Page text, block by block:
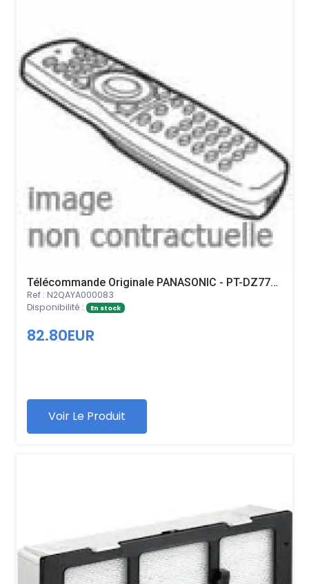
Télécommande Originale PANASONIC - PT-DZ770UL
Ref : N2QAYA000083
Disponibilité :
En stock
82.80EUR
Voir Le Produit